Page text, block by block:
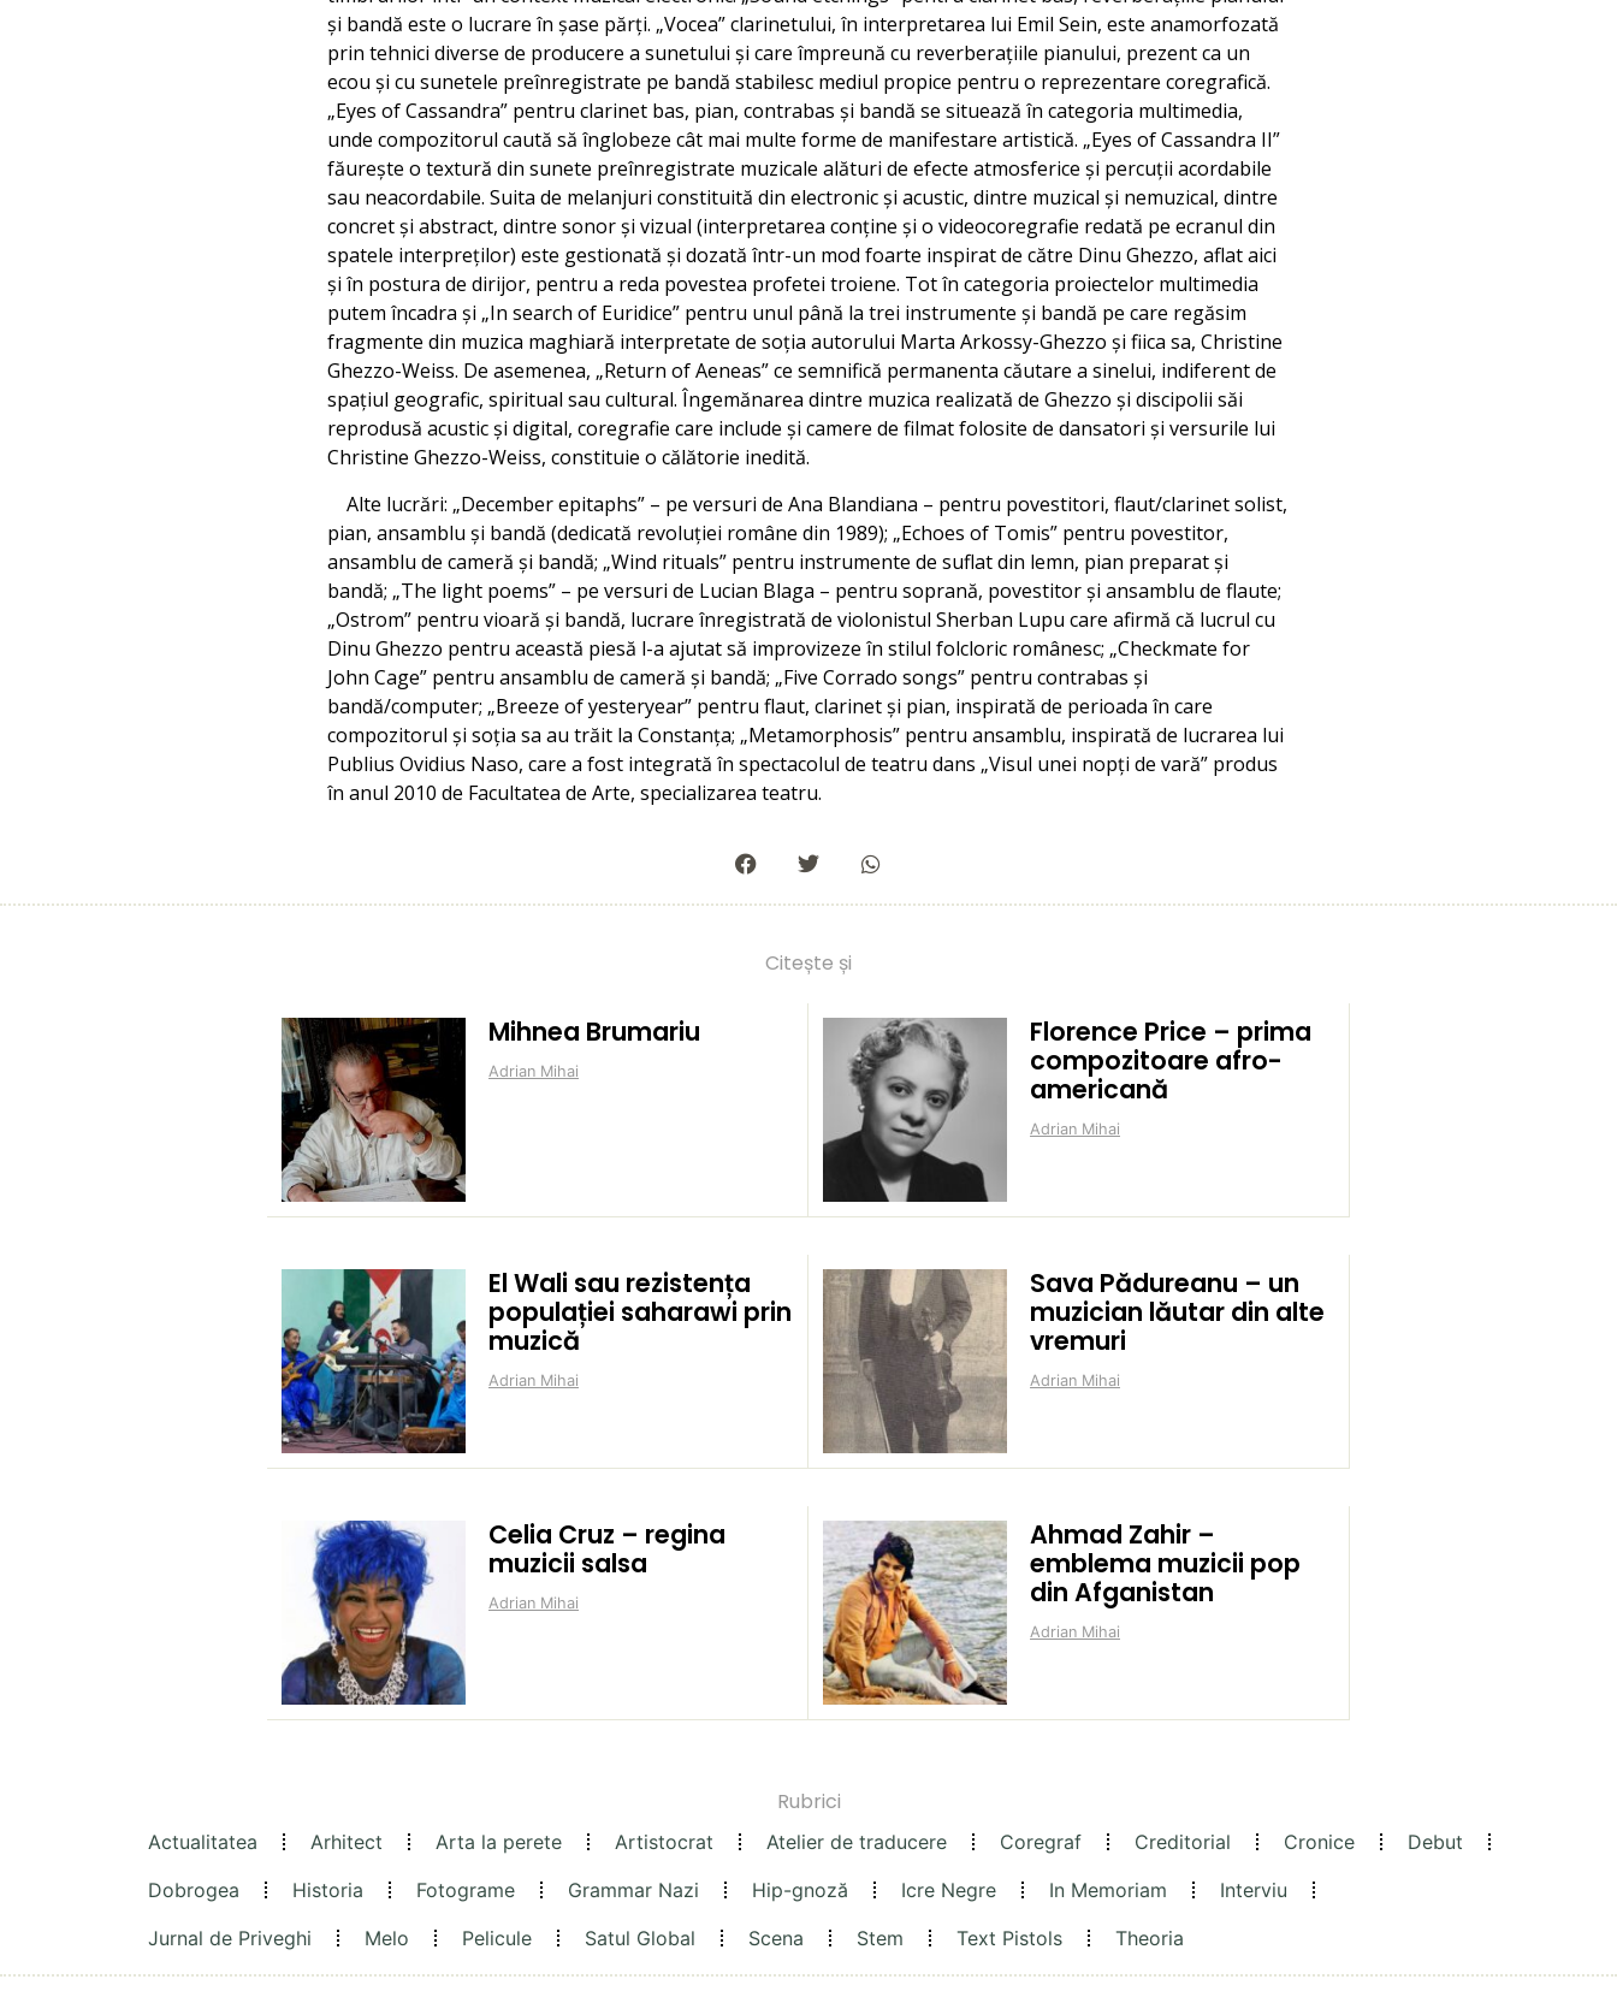
și bandă este o lucrare în șase părți. „Vocea” clarinetului, în interpretarea lui Emil Sein, este anamorfozată
prin tehnici diverse de producere a sunetului și care împreună cu reverberațiile pianului, prezent ca un
ecou și cu sunetele preînregistrate pe bandă stabilesc mediul propice pentru o reprezentare coregrafică.
„Eyes of Cassandra” pentru clarinet bas, pian, contrabas și bandă se situează în categoria multimedia,
unde compozitorul caută să înglobeze cât mai multe forme de manifestare artistică. „Eyes of Cassandra II”
făurește o textură din sunete preînregistrate muzicale alături de efecte atmosferice și percuții acordabile
sau neacordabile. Suita de melanjuri constituită din electronic și acustic, dintre muzical și nemuzical, dintre
concret și abstract, dintre sonor și vizual (interpretarea conține și o videocoregrafie redată pe ecranul din
spatele interpreților) este gestionată și dozată într-un mod foarte inspirat de către Dinu Ghezzo, aflat aici
și în postura de dirijor, pentru a reda povestea profetei troiene. Tot în categoria proiectelor multimedia
putem încadra și „In search of Euridice” pentru unul până la trei instrumente și bandă pe care regăsim
fragmente din muzica maghiară interpretate de soția autorului Marta Arkossy-Ghezzo și fiica sa, Christine
Ghezzo-Weiss. De asemenea, „Return of Aeneas” ce semnifică permanenta căutare a sinelui, indiferent de
spațiul geografic, spiritual sau cultural. Îngemănarea dintre muzica realizată de Ghezzo și discipolii săi
reprodusă acustic și digital, coregrafie care include și camere de filmat folosite de dansatori și versurile lui
Christine Ghezzo-Weiss, constituie o călătorie inedită.
Alte lucrări: „December epitaphs” – pe versuri de Ana Blandiana – pentru povestitori, flaut/clarinet solist,
pian, ansamblu și bandă (dedicată revoluției române din 1989); „Echoes of Tomis” pentru povestitor,
ansamblu de cameră și bandă; „Wind rituals” pentru instrumente de suflat din lemn, pian preparat și
bandă; „The light poems” – pe versuri de Lucian Blaga – pentru soprană, povestitor și ansamblu de flaute;
„Ostrom” pentru vioară și bandă, lucrare înregistrată de violonistul Sherban Lupu care afirmă că lucrul cu
Dinu Ghezzo pentru această piesă l-a ajutat să improvizeze în stilul folcloric românesc; „Checkmate for
John Cage” pentru ansamblu de cameră și bandă; „Five Corrado songs” pentru contrabas și
bandă/computer; „Breeze of yesteryear” pentru flaut, clarinet și pian, inspirată de perioada în care
compozitorul și soția sa au trăit la Constanța; „Metamorphosis” pentru ansamblu, inspirată de lucrarea lui
Publius Ovidius Naso, care a fost integrată în spectacolul de teatru dans „Visul unei nopți de vară” produs
în anul 2010 de Facultatea de Arte, specializarea teatru.
Citește și
Mihnea Brumariu
Adrian Mihai
Florence Price – prima
compozitoare afro-
americană
Adrian Mihai
El Wali sau rezistența
populației saharawi prin
muzică
Adrian Mihai
Sava Pădureanu – un
muzician lăutar din alte
vremuri
Adrian Mihai
Celia Cruz – regina
muzicii salsa
Adrian Mihai
Ahmad Zahir –
emblema muzicii pop
din Afganistan
Adrian Mihai
Rubrici
Actualitatea Arhitect Arta la perete Artistocrat Atelier de traducere Coregraf Creditorial Cronice
Debut
Dobrogea
Historia Fotograme Grammar Nazi Hip-gnoză Icre Negre In Memoriam
Interviu
Jurnal de Priveghi
Melo Pelicule Satul Global Scena Stem Text Pistols Theoria